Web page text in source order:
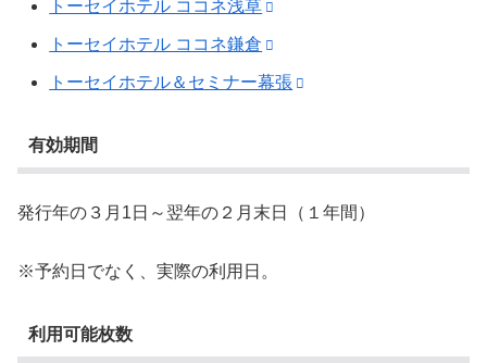
トーセイホテル ココネ浅草
トーセイホテル ココネ鎌倉
トーセイホテル＆セミナー幕張
有効期間
発行年の３月1日～翌年の２月末日（１年間）
※予約日でなく、実際の利用日。
利用可能枚数